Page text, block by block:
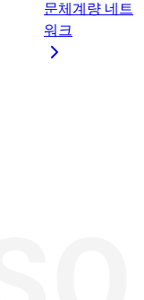
문체계량 네트
워크